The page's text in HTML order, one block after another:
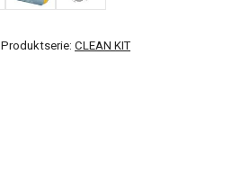
Produktserie: CLEAN KIT